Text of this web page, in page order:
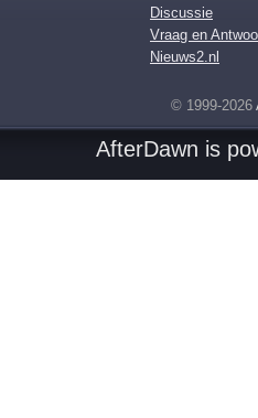
Discussie
Vraag en
Nieuws2.nl
© 1999-2026
AfterDawn is